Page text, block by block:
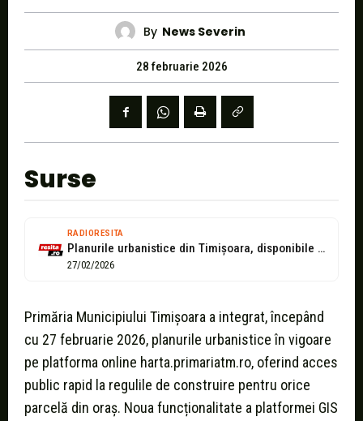
By News Severin
28 februarie 2026
Surse
RADIORESITA
Planurile urbanistice din Timișoara, disponibile online. Regulile de construire pot fi consultate...
27/02/2026
Primăria Municipiului Timișoara a integrat, începând
cu 27 februarie 2026, planurile urbanistice în vigoare
pe platforma online harta.primariatm.ro, oferind acces
public rapid la regulile de construire pentru orice
parcelă din oraș. Noua funcționalitate a platformei GIS